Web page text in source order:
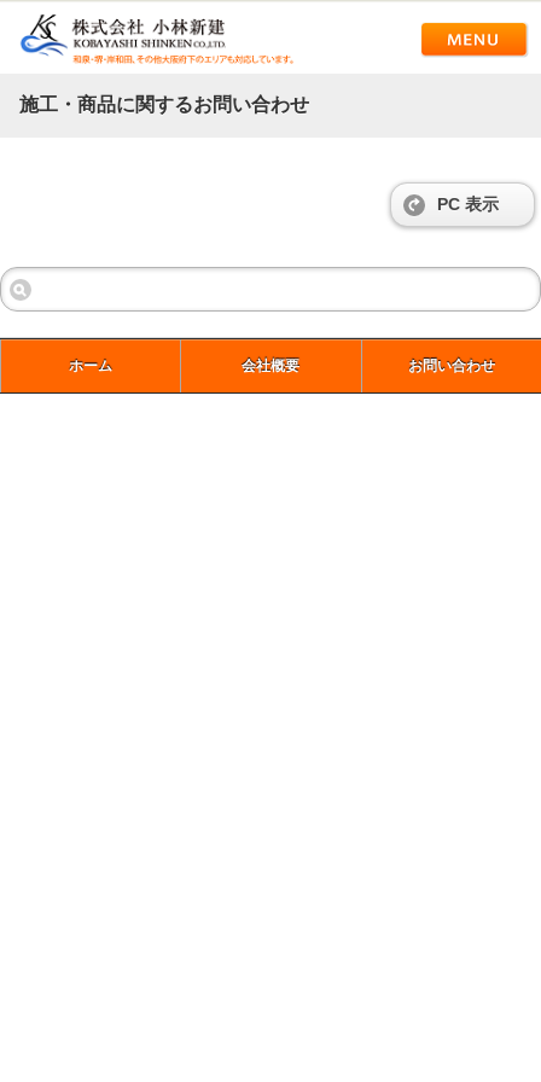
施工・商品に関するお問い合わせ
PC 表示
ホーム 会社概要 お問い合わせ